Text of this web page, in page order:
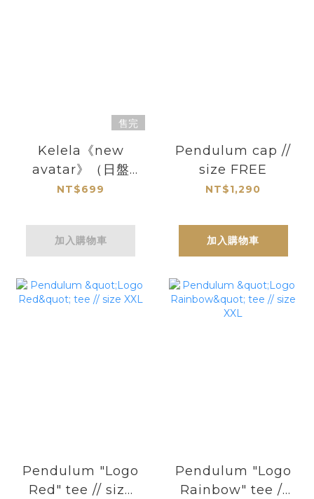
售完
Kelela《new
avatar》（日盤
CD）
NT$699
加入購物車
Pendulum cap //
size FREE
NT$1,290
加入購物車
Pendulum "Logo
Red" tee // size
Pendulum "Logo
Rainbow" tee //